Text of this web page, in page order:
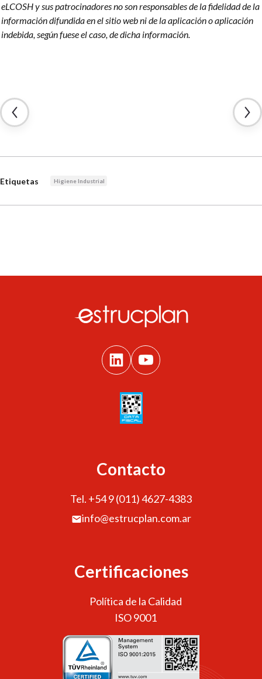
eLCOSH y sus patrocinadores no son responsables de la fidelidad de la
información difundida en el sitio web ni de la aplicación o aplicación
indebida, según fuese el caso, de dicha información.
Etiquetas Higiene Industrial
Contacto
Tel. +54 9 (011) 4627-4383
info@estrucplan.com.ar
Certificaciones
Política de la Calidad
ISO 9001